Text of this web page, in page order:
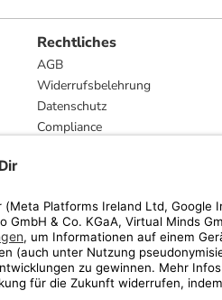
Rechtliches
AGB
Widerrufsbelehrung
Datenschutz
Compliance